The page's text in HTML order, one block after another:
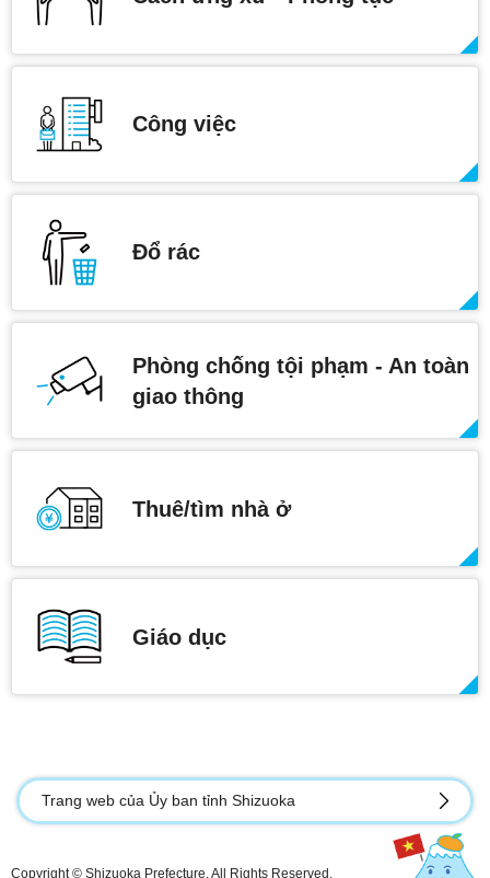
Công việc
Đổ rác
Phòng chống tội phạm - An toàn
giao thông
Thuê/tìm nhà ở
Giáo dục
Trang web của Ủy ban tỉnh Shizuoka
Copyright © Shizuoka Prefecture. All Rights Reserved.